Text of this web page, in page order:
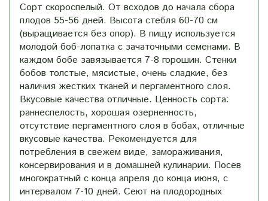
Сорт скороспелый. От всходов до начала сбора
плодов 55-56 дней. Высота стебля 60-70 см
(выращивается без опор). В пищу используется
молодой боб-лопатка с зачаточными семенами. В
каждом бобе завязывается 7-8 горошин. Стенки
бобов толстые, мясистые, очень сладкие, без
наличия жестких тканей и пергаментного слоя.
Вкусовые качества отличные. Ценность сорта:
раннеспелость, хорошая озерненность,
отсутствие пергаментного слоя в бобах, отличные
вкусовые качества. Рекомендуется для
потребления в свежем виде, замораживания,
консервирования и в домашней кулинарии. Посев
многократный с конца апреля до конца июня, с
интервалом 7-10 дней. Сеют на плодородных